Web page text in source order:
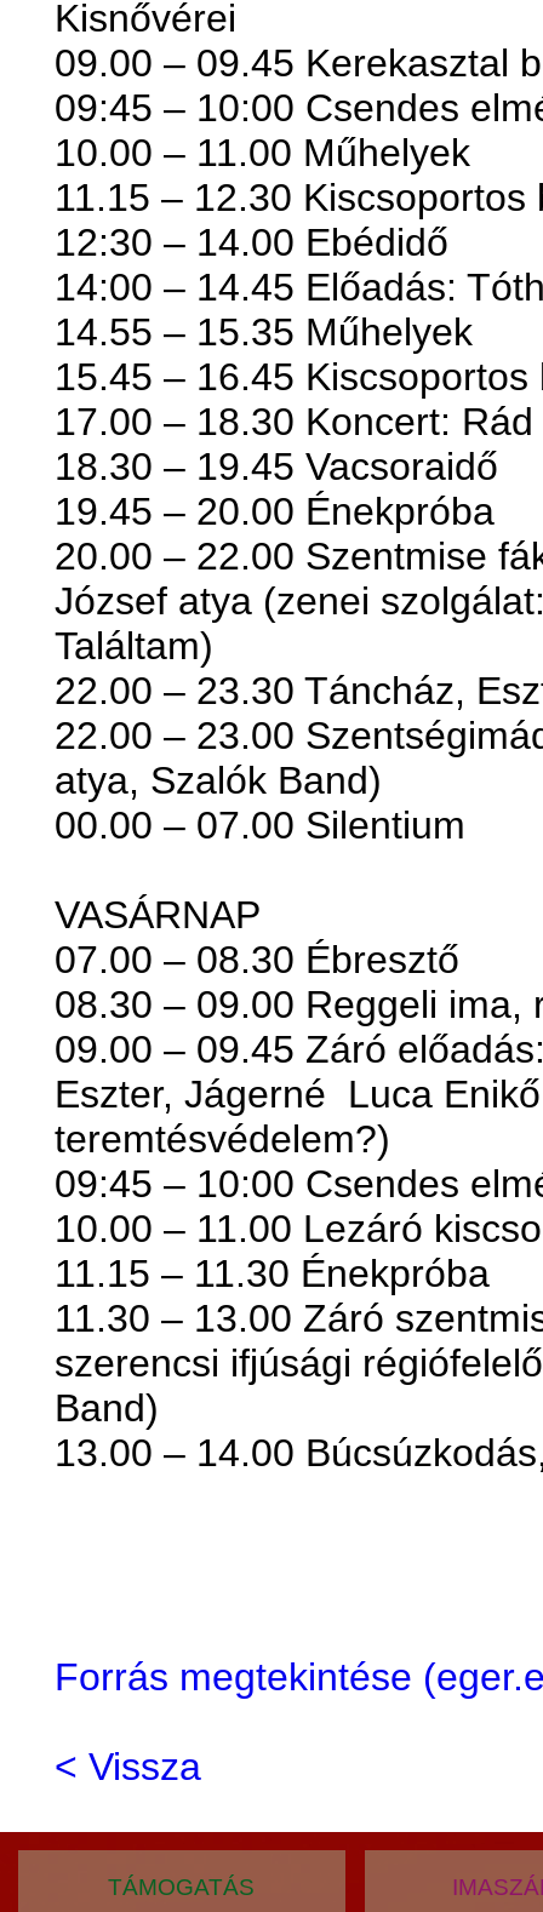
Kisnővérei
09.00 – 09.45 Kerekasztal
09:45 – 10:00 Csendes
10.00 – 11.00 Műhelyek
11.15 – 12.30 Kiscsoportos
12:30 – 14.00 Ebédidő
14:00 – 14.45 Előadás:
14.55 – 15.35 Műhelyek
15.45 – 16.45 Kiscsoportos
17.00 – 18.30 Koncert: Rád
18.30 – 19.45 Vacsoraidő
19.45 – 20.00 Énekpróba
20.00 – 22.00 Szentmise
József atya (zenei
Találtam)
22.00 – 23.30 Táncház,
22.00 – 23.00
atya, Szalók Band)
00.00 – 07.00 Silentium
VASÁRNAP
07.00 – 08.30 Ébresztő
08.30 – 09.00 Reggeli ima,
09.00 – 09.45 Záró
Eszter, Jágerné Luca
teremtésvédelem?)
09:45 – 10:00 Csendes
10.00 – 11.00 Lezáró
11.15 – 11.30 Énekpróba
11.30 – 13.00 Záró
szerencsi ifjúsági
Band)
13.00 – 14.00
Forrás megtekintése
< Vissza
TÁMOGATÁS